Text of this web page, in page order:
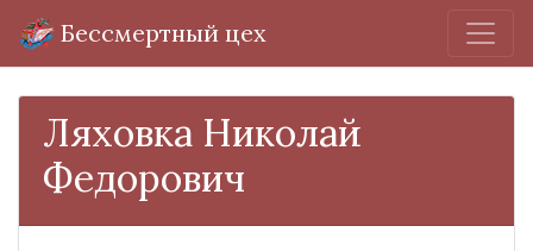
Бессмертный цех
Ляховка Николай
Федорович